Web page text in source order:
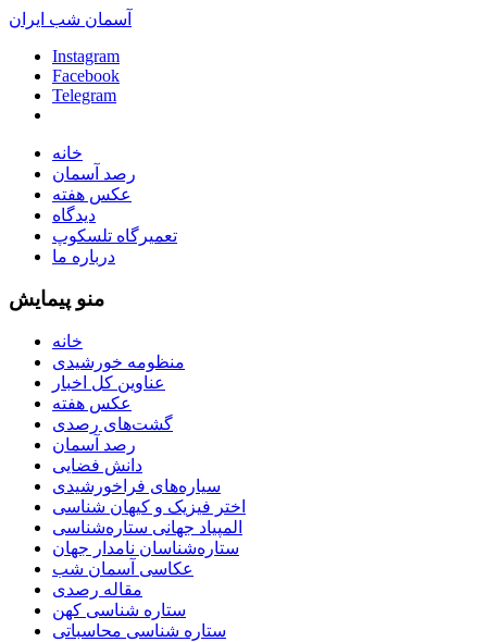
آسمان شب ایران
Instagram
Facebook
Telegram
خانه
رصد آسمان
عکس هفته
دیدگاه
تعمیرگاه تلسکوپ
درباره ما
منو پیمایش
خانه
منظومه خورشیدی
عناوین کل اخبار
عکس هفته
گشت‌های رصدی
رصد آسمان
دانش فضایی
سیاره‌های فراخورشیدی
اختر فیزیک و کیهان شناسی
المپیاد جهانی ستاره‌شناسی
ستاره‌شناسان نامدار جهان
عکاسی آسمان شب
مقاله رصدی
ستاره شناسی کهن
ستاره شناسی محاسباتی